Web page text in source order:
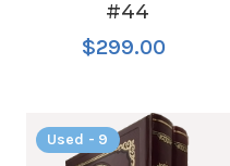
#44
$299.00
Used - 9